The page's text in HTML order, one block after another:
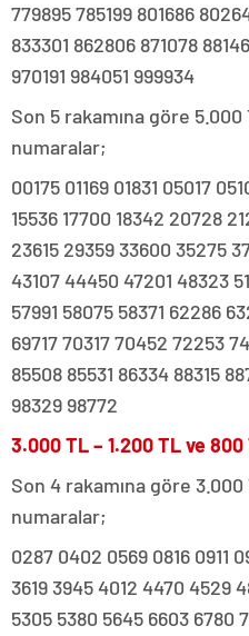
779895 785199 801686
833301 862806 871078
970191 984051 999934
Son 5 rakamına göre
numaralar;
00175 01169 01831 05017
15536 17700 18342 20728
23615 29359 33600 35275
43107 44450 47201 48323
57991 58075 58371 62286
69717 70317 70452 72253
85508 85531 86334 88315
98329 98772
3.000 TL – 1.200 TL ve
Son 4 rakamına göre
numaralar;
0287 0402 0569 0816 0911
3619 3945 4012 4470 4529
5305 5380 5645 6603 6780